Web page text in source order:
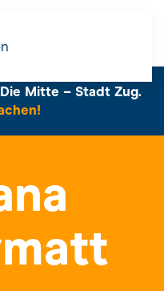
Mitte – Stadt Zug.